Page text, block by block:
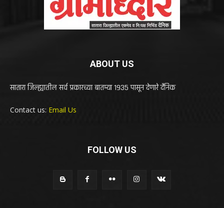
ABOUT US
सातारा जिल्ह्यातील सर्व प्रकारच्या बातम्या 1935 पासून देणारे दैनिक
Contact us: Email Us
FOLLOW US